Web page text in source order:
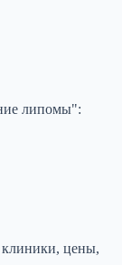
липомы":
цены,